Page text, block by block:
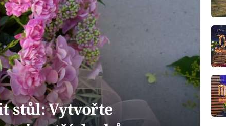
stůl: Vytvořte